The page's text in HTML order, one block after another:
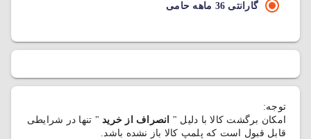
گارانتی 36 ماهه حامی
توجه:
امکان برگشت کالا با دلیل "
انصراف از خرید " تنها در شرایطی
قابل قبول است که پلمپ کالا باز نشده باشد.